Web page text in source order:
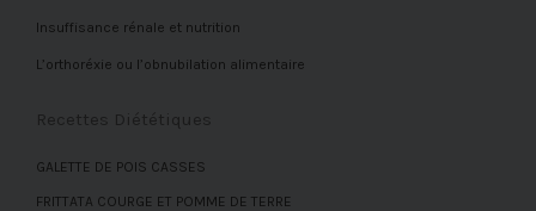
Insuffisance rénale et nutrition
L’orthoréxie ou l’obnubilation alimentaire
Recettes Diététiques
GALETTE DE POIS CASSES
FRITTATA COURGE ET POMME DE TERRE